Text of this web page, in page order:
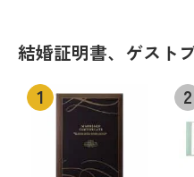
結婚証明書、ゲスト